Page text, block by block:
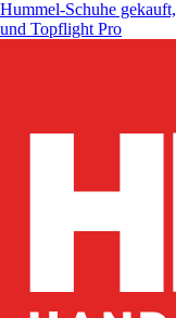
Hummel-Schuhe gekauft,
und Topflight Pro